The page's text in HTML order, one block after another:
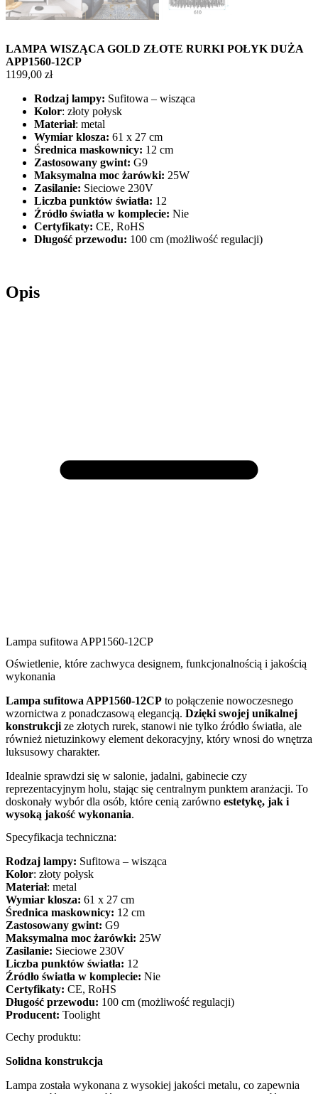
LAMPA WISZĄCA GOLD ZŁOTE RURKI POŁYK DUŻA
APP1560-12CP
1199,00 zł
Rodzaj lampy: Sufitowa – wisząca
Kolor: złoty połysk
Materiał: metal
Wymiar klosza: 61 x 27 cm
Średnica maskownicy: 12 cm
Zastosowany gwint: G9
Maksymalna moc żarówki: 25W
Zasilanie: Sieciowe 230V
Liczba punktów światła: 12
Źródło światła w komplecie: Nie
Certyfikaty: CE, RoHS
Długość przewodu: 100 cm (możliwość regulacji)
Opis
Lampa sufitowa APP1560-12CP
Oświetlenie, które zachwyca designem, funkcjonalnością i jakością
wykonania
Lampa sufitowa APP1560-12CP to połączenie nowoczesnego
wzornictwa z ponadczasową elegancją. Dzięki swojej unikalnej
konstrukcji ze złotych rurek, stanowi nie tylko źródło światła, ale
również nietuzinkowy element dekoracyjny, który wnosi do wnętrza
luksusowy charakter.
Idealnie sprawdzi się w salonie, jadalni, gabinecie czy
reprezentacyjnym holu, stając się centralnym punktem aranżacji. To
doskonały wybór dla osób, które cenią zarówno estetykę, jak i
wysoką jakość wykonania.
Specyfikacja techniczna:
Rodzaj lampy: Sufitowa – wisząca
Kolor: złoty połysk
Materiał: metal
Wymiar klosza: 61 x 27 cm
Średnica maskownicy: 12 cm
Zastosowany gwint: G9
Maksymalna moc żarówki: 25W
Zasilanie: Sieciowe 230V
Liczba punktów światła: 12
Źródło światła w komplecie: Nie
Certyfikaty: CE, RoHS
Długość przewodu: 100 cm (możliwość regulacji)
Producent: Toolight
Cechy produktu:
Solidna konstrukcja
Lampa została wykonana z wysokiej jakości metalu, co zapewnia